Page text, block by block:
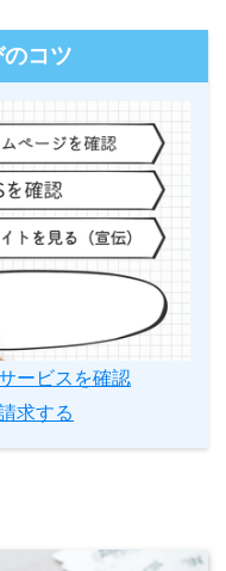
コツ
ービスを確認
求する